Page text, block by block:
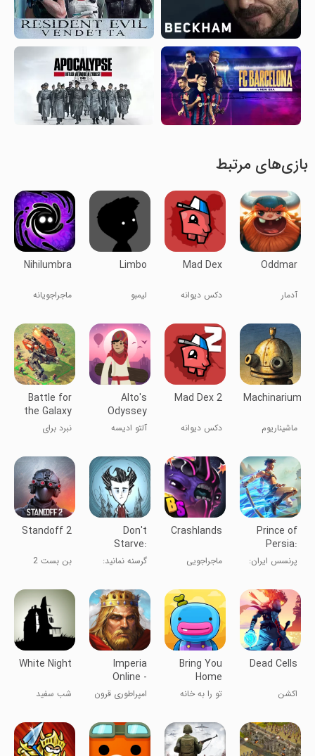
بازی‌های مرتبط
Oddmar
آدمار
Mad Dex
دکس دیوانه
Limbo
لیمبو
Nihilumbra
ماجراجویانه
Machinarium
ماشیناریوم
Mad Dex 2
دکس دیوانه
Alto's
Odyssey
آلتو ادیسه
Battle for
the Galaxy
نبرد برای
Prince of
Persia:
Lost Crown
پرنسس ایران:
Crashlands
ماجراجویی
Don't
Starve:
Pocket
Edition
گرسنه نمانید:
Standoff 2
بن بست 2
Dead Cells
اکشن
Bring You
Home
تو را به خانه
Imperia
Online -
Medieval
MMO
امپراطوری قرون
White Night
شب سفید